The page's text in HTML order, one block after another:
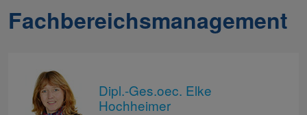
Fachbereichsmanagement
Dipl.-Ges.oec. Elke
Hochheimer